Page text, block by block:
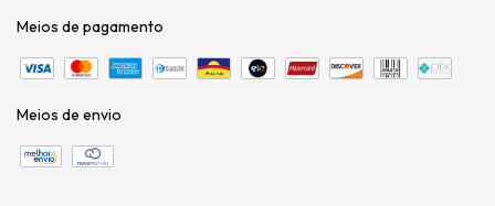
Meios de pagamento
Meios de envio